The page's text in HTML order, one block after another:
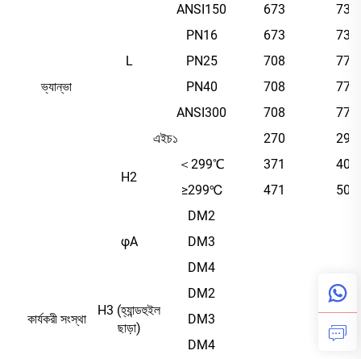
ভ্যান্ভা
L
ANSI150 673
737
PN16
673
737
PN25
708
775
PN40
708
775
ANSI300
708
775
এইচ১
270 295
H2
＜299℃ 371
400
≥299℃
471 500
কার্যকরী সংস্থা
φA
DM2
DM3
DM4
H3 (হ্যান্ডহুইল
ছাড়া)
DM2
DM3
DM4